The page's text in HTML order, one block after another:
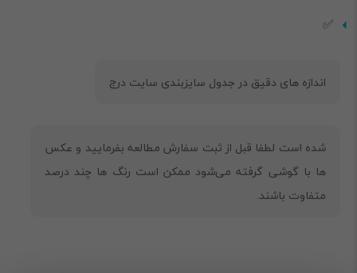
✅
شده است لطفا قبل از ثبت سفارش مطالعه بفرمایید و عکس
ها با گوشی گرفته می‌شود ممکن است رنگ ها چند درصد
متفاوت باشند.